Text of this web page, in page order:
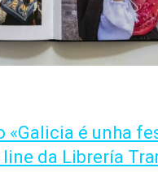
«Galicia é unha
da Librería